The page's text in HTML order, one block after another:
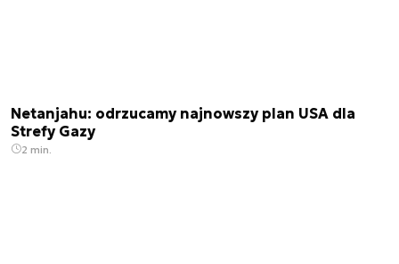
Netanjahu: odrzucamy najnowszy plan USA dla
Strefy Gazy
2 min.